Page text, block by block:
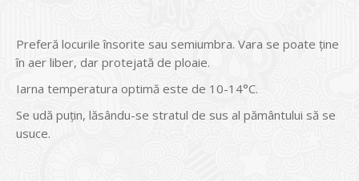
Preferă locurile însorite sau semiumbra. Vara se poate ţine
în aer liber, dar protejată de ploaie.
Iarna temperatura optimă este de 10-14°C.
Se udă puțin, lăsându-se stratul de sus al pământului să se
usuce.